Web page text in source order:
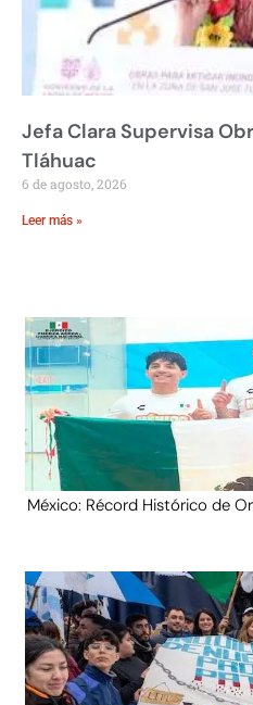
Jefa Clara Supervisa
Tláhuac
6 de agosto, 2026
Leer más »
México: Récord Histórico de